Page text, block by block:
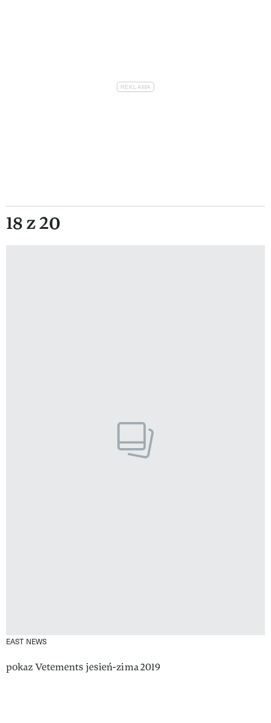
18 z 20
EAST NEWS
pokaz Vetements jesień-zima 2019